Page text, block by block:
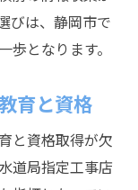
びは、静岡市で
となります。
育と資格
と資格取得が欠
道局指定工事店